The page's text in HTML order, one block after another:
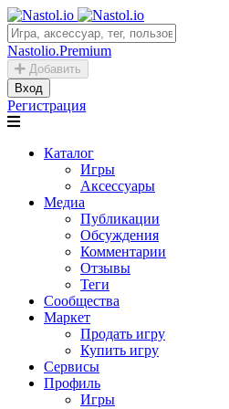
Nastolio.Premium
Добавить
Вход
Регистрация
Каталог
Игры
Аксессуары
Медиа
Публикации
Обсуждения
Комментарии
Отзывы
Теги
Сообщества
Маркет
Продать игру
Купить игру
Сервисы
Профиль
Игры